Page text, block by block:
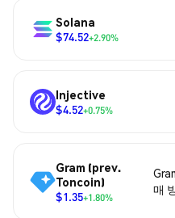
Solana
$74.52+2.90%
Injective
$4.52+0.75%
Gram (prev.
Toncoin)
$1.35+1.80%
매